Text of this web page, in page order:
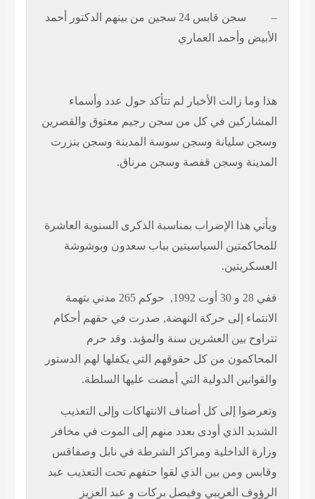
–
سجن قابس 24 سجين من بينهم الدكتور أحمد
الأبيض وأحمد العماري
هذا وما زالت الأخبار لم تتأكد حول عدد وأسماء
المشاركين في كل من سجن رجيم معتوق والقصرين
وسجن سليانة وسجن سوسة المدينة وسجن بنزرت
المدينة وسجن قفصة وسجن مرناق.
ويأتي هذا الإضراب بمناسبة الذكرى السنوية العاشرة
للمحاكمتين السياسيتين بباب سعدون وبوشوشة
العسكريتين.
ففي28 و30 أوت 1992
,
حوكم 265 مدني بتهمة
الانتماء إلى حركة النهضة, صدرت في حقهم أحكام
تتراوح بين العشرين سنة والمؤبد. وقد حرم
المحاكمون من كل حقوقهم التي يكفلها لهم الدستور
والقوانين الدولية التي أمضت عليها السلطة.
وتعرضوا إلى كل أصناف الانتهاكات وإلى التعذيب
الشديد الذي أودى بعدد منهم إلى الموت في مخافر
وزارة الداخلية ومراكز الشرطة في نابل وصفاقس
وقابس ومن بين الذي لقوا حتفهم تحت التعذيب عبد
الرؤوف العريبي وفيصل بركات و عبد العزيز